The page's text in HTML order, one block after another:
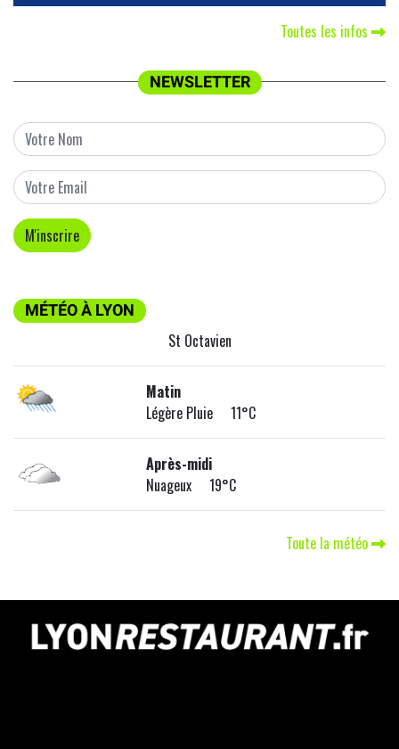
Toutes les infos
NEWSLETTER
MÉTÉO À LYON
St Octavien
Matin
Légère Pluie 11°C
Après-midi
Nuageux 19°C
Toute la météo